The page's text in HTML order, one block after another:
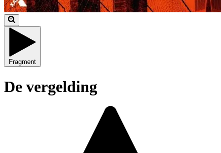
Fragment
De vergelding